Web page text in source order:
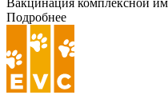
Вакцинация комплексной
Подробнее